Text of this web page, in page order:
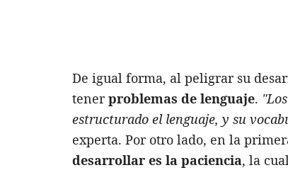
De igual forma, al peligrar su
tenerproblemas de lenguaje.
estructurado el lenguaje, y su
experta. Por otro lado, en la
desarrollar es la paciencia, la